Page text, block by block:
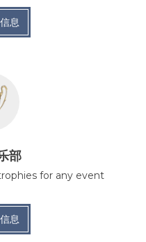
息
部
for any event
息